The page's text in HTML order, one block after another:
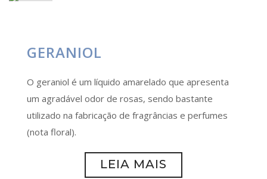
GERANIOL
O geraniol é um líquido amarelado que apresenta
um agradável odor de rosas, sendo bastante
utilizado na fabricação de fragrâncias e perfumes
(nota floral).
LEIA MAIS